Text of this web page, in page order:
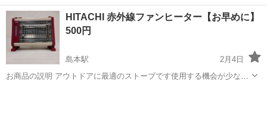
ミサーキュラー型UHFアンテナ サイズ 高さ∶584mm 直径∶87mm ス
タンド直径∶154mm 屋外で使用しておりましたので相応の汚れはあり
ま...
大阪 三島郡 テレビ
HITACHI 赤外線ファンヒーター【お早めに】
500円
島本駅
2月4日
お商品の説明 アウトドアに最適のストーブです使用する機会が少なく